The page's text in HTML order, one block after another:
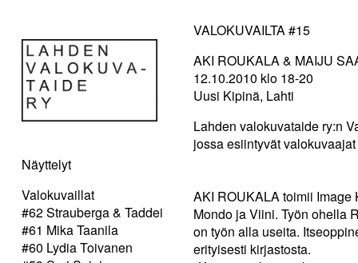
Näyttelyt
Valokuvaillat
#62 Strauberga & Taddei
#61 Mika Taanila
#60 Lydia Toivanen
VALOKUVAILTA #15
AKI ROUKALA & MAIJU
12.10.2010 klo 18-20
Uusi Kipinä, Lahti
Lahden valokuvataide ry:n
jossa esiintyvät
AKI ROUKALA toimii Image
Mondo ja Viini. Työn ohella
on työn alla useita.
erityisesti kirjastosta.